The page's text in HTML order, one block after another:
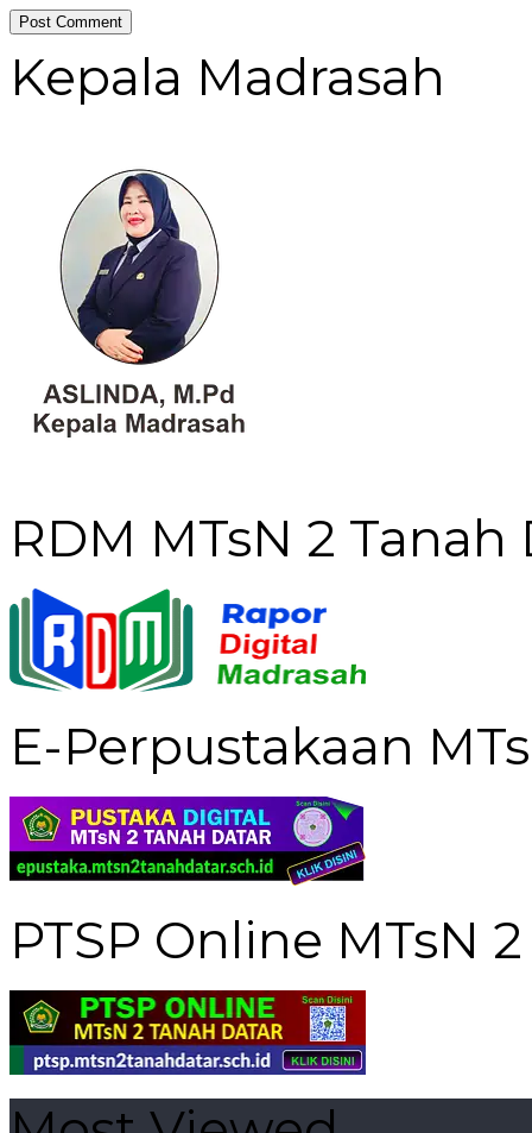
Kepala Madrasah
RDM MTsN 2 Tanah
E-Perpustakaan
PTSP Online MTsN